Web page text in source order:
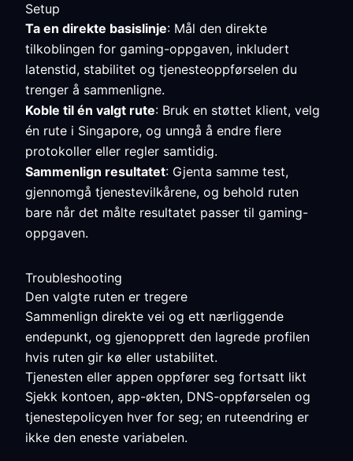
Setup
Ta en direkte basislinje: Mål den direkte
tilkoblingen for gaming-oppgaven, inkludert
latenstid, stabilitet og tjenesteoppførselen du
trenger å sammenligne.
Koble til én valgt rute: Bruk en støttet klient, velg
én rute i Singapore, og unngå å endre flere
protokoller eller regler samtidig.
Sammenlign resultatet: Gjenta samme test,
gjennomgå tjenestevilkårene, og behold ruten
bare når det målte resultatet passer til gaming-
oppgaven.
Troubleshooting
Den valgte ruten er tregere
Sammenlign direkte vei og ett nærliggende
endepunkt, og gjenopprett den lagrede profilen
hvis ruten gir kø eller ustabilitet.
Tjenesten eller appen oppfører seg fortsatt likt
Sjekk kontoen, app-økten, DNS-oppførselen og
tjenestepolicyen hver for seg; en ruteendring er
ikke den eneste variabelen.